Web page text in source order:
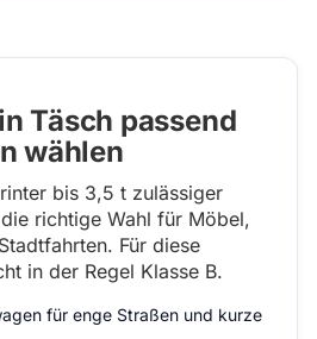
Täsch passend
wählen
bis 3,5 t zulässiger
richtige Wahl für Möbel,
Für diese
in der Regel Klasse B.
für enge Straßen und kurze